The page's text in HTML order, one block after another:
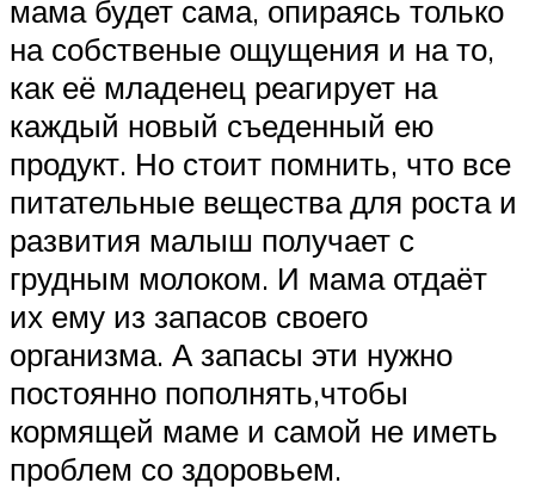
мама будет сама, опираясь только
на собственые ощущения и на то,
как её младенец реагирует на
каждый новый съеденный ею
продукт. Но стоит помнить, что все
питательные вещества для роста и
развития малыш получает с
грудным молоком. И мама отдаёт
их ему из запасов своего
организма. А запасы эти нужно
постоянно пополнять,чтобы
кормящей маме и самой не иметь
проблем со здоровьем.